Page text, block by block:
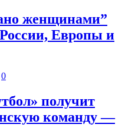
женщинами”
Европы и
0
получит
команду —